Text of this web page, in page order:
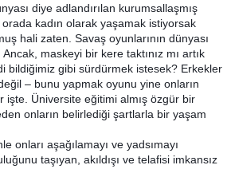
diye adlandırılan kurumsallaşmış
kadın olarak yaşamak istiyorsak
hali zaten. Savaş oyunlarının dünyası
maskeyi bir kere taktınız mı artık
bildiğimiz gibi sürdürmek istesek? Erkekler
– bunu yapmak oyunu yine onların
işte. Üniversite eğitimi almış özgür bir
onların belirlediği şartlarla bir yaşam
onları aşağılamayı ve yadsımayı
taşıyan, akıldışı ve telafisi imkansız